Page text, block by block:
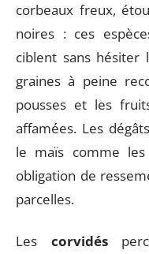
corbeaux freux,
noires : ces
ciblent sans hésiter
graines à peine
pousses et les
affamées. Les
le maïs comme
obligation de
parcelles.
Les corvidés